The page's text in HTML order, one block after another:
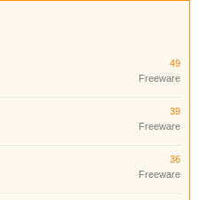
49
Freeware
39
Freeware
36
Freeware